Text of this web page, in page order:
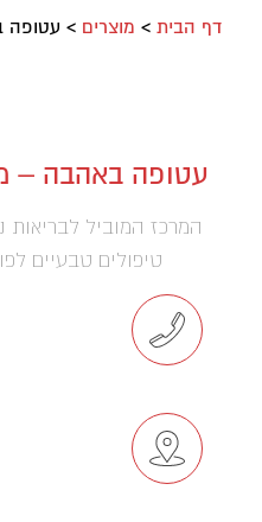
דף הבית > מוצרים > עטופה
עטופה באהבה –
המרכז המוביל לבריאות
טיפולים טבעיים